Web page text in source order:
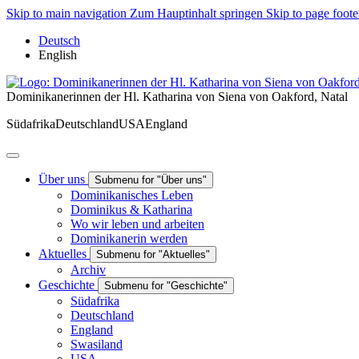
Skip to main navigation Zum Hauptinhalt springen Skip to page
Deutsch
English
Dominikanerinnen der Hl. Katharina von Siena von Oakford, Natal
SüdafrikaDeutschlandUSAEngland
Über uns Submenu for "Über uns"
Dominikanisches Leben
Dominikus & Katharina
Wo wir leben und arbeiten
Dominikanerin werden
Aktuelles
Submenu for "Aktuelles"
Archiv
Geschichte
Submenu for "Geschichte"
Südafrika
Deutschland
England
Swasiland